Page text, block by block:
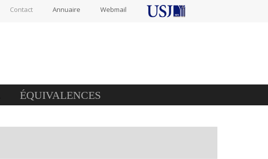
Contact Annuaire Webmail
ÉQUIVALENCES